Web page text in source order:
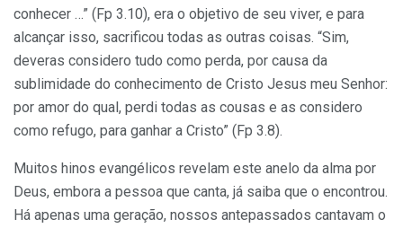
conhecer …” (Fp 3.10), era o objetivo de seu viver, e para
alcançar isso, sacrificou todas as outras coisas. “Sim,
deveras considero tudo como perda, por causa da
sublimidade do conhecimento de Cristo Jesus meu Senhor:
por amor do qual, perdi todas as cousas e as considero
como refugo, para ganhar a Cristo” (Fp 3.8).
Muitos hinos evangélicos revelam este anelo da alma por
Deus, embora a pessoa que canta, já saiba que o encontrou.
Há apenas uma geração, nossos antepassados cantavam o